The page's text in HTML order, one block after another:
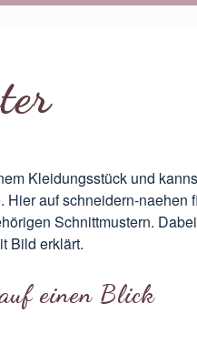
Kleidungsstück und
Hier auf schneidern-naehen
Schnittmustern.
Bild erklärt.
einen Blick